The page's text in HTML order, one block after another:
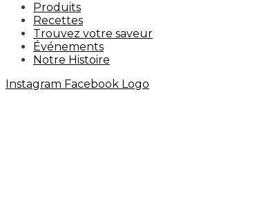
Produits
Recettes
Trouvez votre saveur
Événements
Notre Histoire
Instagram Facebook Logo